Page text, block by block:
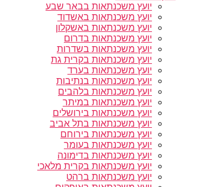
יועץ משכנתאות בבאר שבע
יועץ משכנתאות באשדוד
יועץ משכנתאות באשקלון
יועץ משכנתאות בדרום
יועץ משכנתאות בשדרות
יועץ משכנתאות בקרית גת
יועץ משכנתאות בערד
יועץ משכנתאות בנתיבות
יועץ משכנתאות בלהבים
יועץ משכנתאות במיתר
יועץ משכנתאות בירושלים
יועץ משכנתאות בתל אביב
יועץ משכנתאות בירוחם
יועץ משכנתאות בעומר
יועץ משכנתאות בדימונה
יועץ משכנתאות בקרית מלאכי
יועץ משכנתאות ברהט